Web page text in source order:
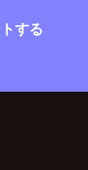
する